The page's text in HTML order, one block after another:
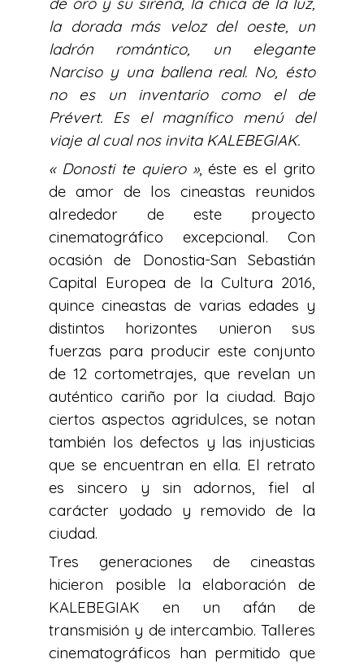
la dorada más veloz del oeste, un
ladrón romántico, un elegante
Narciso y una ballena real. No, ésto
no es un inventario como el de
Prévert. Es el magnífico menú del
viaje al cual nos invita KALEBEGIAK.
« Donosti te quiero », éste es el grito
de amor de los cineastas reunidos
alrededor de este proyecto
cinematográfico excepcional. Con
ocasión de Donostia-San Sebastián
Capital Europea de la Cultura 2016,
quince cineastas de varias edades y
distintos horizontes unieron sus
fuerzas para producir este conjunto
de 12 cortometrajes, que revelan un
auténtico cariño por la ciudad. Bajo
ciertos aspectos agridulces, se notan
también los defectos y las injusticias
que se encuentran en ella. El retrato
es sincero y sin adornos, fiel al
carácter yodado y removido de la
ciudad.
Tres generaciones de cineastas
hicieron posible la elaboración de
KALEBEGIAK en un afán de
transmisión y de intercambio. Talleres
cinematográficos han permitido que